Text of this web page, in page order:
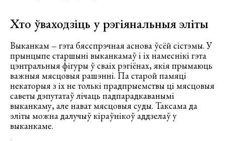
Хто ўваходзіць у рэгіянальныя эліты
Выканкам–гэта бясспрэчная аснова ўсёй сістэмы. У
прынцыпе старшыні выканкамаў і іх намеснікі гэта
цэнтральныя фігуры ў сваіх рэгіёнах, якія прымаюць
важныя мясцовыя рашэнні. Па старой памяці
некаторыя з іх не толькі прадпрыемствы ці мясцовыя
саветы дэпутатаў лічаць падпарадкаванымі
выканкаму, але нават мясцовыя суды. Таксама да
эліты можна далучыў кіраўнікоў аддзелаў у
выканкаме.